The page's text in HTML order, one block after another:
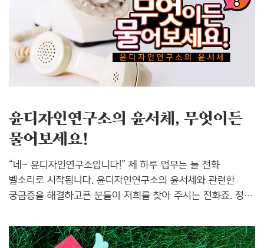
강하다고 할 수 있죠. 남녀노소를 막론하고 누구에게나
아름답고 편안하며 명확해야 하는 것이 바로 폰트입니다. 도로
위의 표지판은 물론 서적, 스마트폰 UI, 그리고 제품 위에
부착되는 단어까지, 폰트가 없는 세상은 상상할 수 없을
정도로 많은 곳에서 폰트가 사용되고 있는데요. 그러나
여기에는 문제점 또한 함께..
윤디자인연구소의 윤서체, 무엇이든
물어보세요!
“네~ 윤디자인연구소입니다!” 제 하루 업무는 늘 전화
벨소리로 시작됩니다. 윤디자인연구소의 윤서체와 관련한
궁금증을 해결하고픈 분들이 저희를 찾아 주시는 전화죠. 정말
그리고 속 시원하게 여러분의 궁금증을 해결해드리기 위해 늘
노력하고 있답니다. 윤디자인연구소에는 두 개의 대표